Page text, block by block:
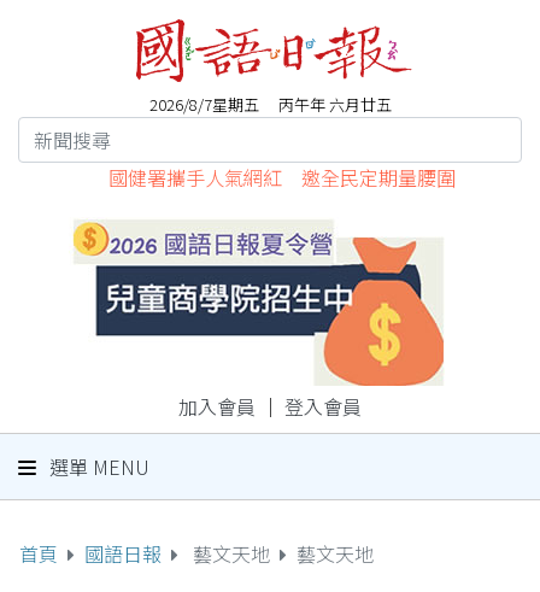
2026/8/7星期五 丙午年 六月廿五
國健署攜手人氣網紅 邀全民定期量腰圍
加入會員 ｜ 登入會員
選單 MENU
首頁 國語日報 藝文天地 藝文天地